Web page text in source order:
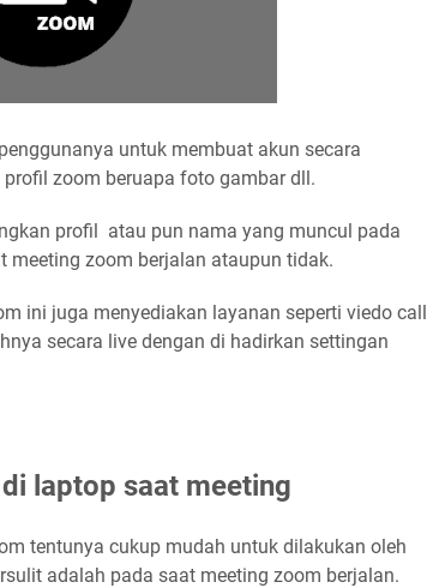
untuk membuat akun secara
zoom beruapa foto gambar dll.
profil atau pun nama yang muncul pada
meeting zoom berjalan ataupun tidak.
ini juga menyediakan layanan seperti viedo call
secara live dengan di hadirkan settingan
laptop saat meeting
tentunya cukup mudah untuk dilakukan oleh
adalah pada saat meeting zoom berjalan.